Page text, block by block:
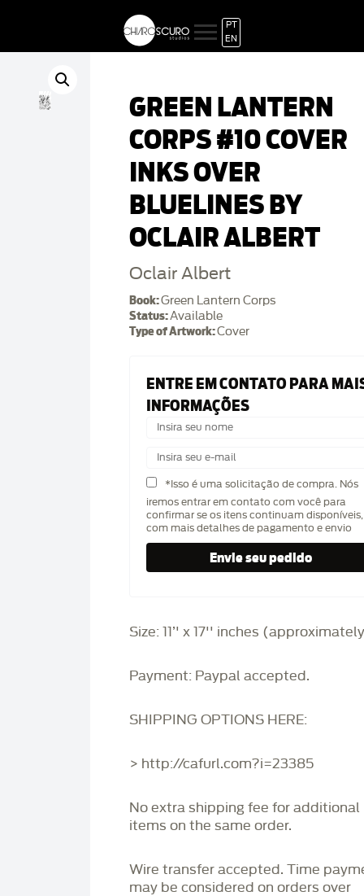
PT
EN
GREEN LANTERN
CORPS #10 COVER
INKS OVER
BLUELINES BY
OCLAIR ALBERT
Oclair Albert
Book:Green Lantern Corps
Status:Available
Type of Artwork:Cover
ENTRE EM CONTATO PARA
INFORMAÇÕES
*Isso é uma solicitação de compra. Nós
iremos entrar em contato com você para
confirmar se os itens continuam disponíveis,
com mais detalhes de pagamento e envio
Size: 11’' x 17'' inches
Payment: Paypal accepted.
SHIPPING OPTIONS HERE:
> http://cafurl.com?i=23385
No extra shipping fee for additional
items on the same order.
Wire transfer accepted. Time
may be considered on orders over